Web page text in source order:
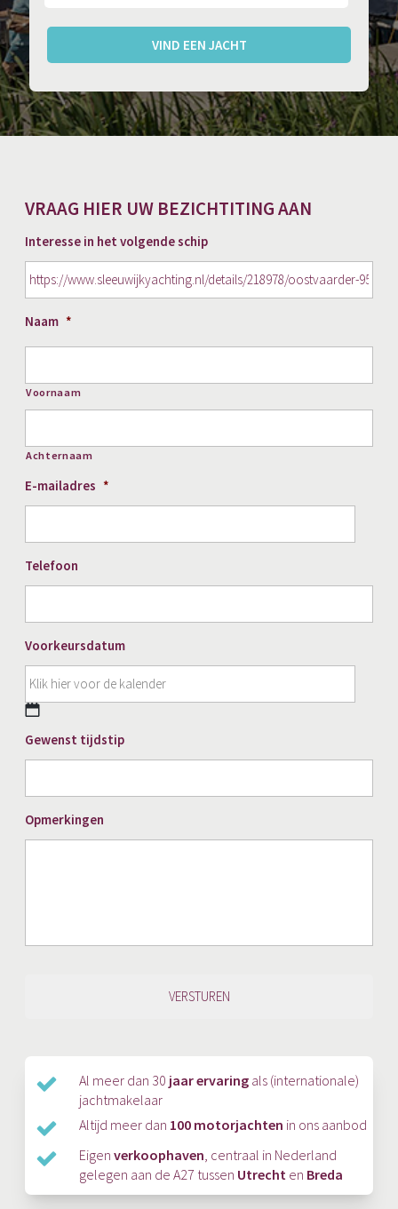
VIND EEN JACHT
VRAAG HIER UW BEZICHTITING AAN
Interesse in het volgende schip
Naam *
Voornaam
Achternaam
E-mailadres *
Telefoon
Voorkeursdatum
slash
MM
JJJJ
Gewenst tijdstip
Opmerkingen
Al meer dan 30 jaar ervaring als (internationale)
jachtmakelaar
Altijd meer dan 100 motorjachten in ons aanbod
Eigenverkoophaven, centraal in Nederland
gelegen aan de A27 tussen Utrecht en Breda